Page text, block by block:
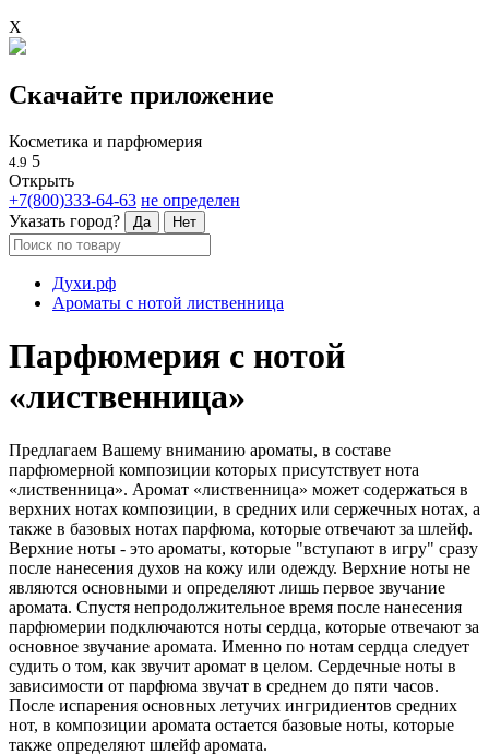
X
Скачайте приложение
Косметика и парфюмерия
4.9 5
Открыть
+7(800)333-64-63 не определен
Указать город?
Да Нет
Духи.рф
Ароматы с нотой лиственница
Парфюмерия с нотой
«лиственница»
Предлагаем Вашему вниманию ароматы, в составе
парфюмерной композиции которых присутствует нота
«лиственница». Аромат «лиственница» может содержаться в
верхних нотах композиции, в средних или сержечных нотах, а
также в базовых нотах парфюма, которые отвечают за шлейф.
Верхние ноты - это ароматы, которые "вступают в игру" сразу
после нанесения духов на кожу или одежду. Верхние ноты не
являются основными и определяют лишь первое звучание
аромата. Спустя непродолжительное время после нанесения
парфюмерии подключаются ноты сердца, которые отвечают за
основное звучание аромата. Именно по нотам сердца следует
судить о том, как звучит аромат в целом. Сердечные ноты в
зависимости от парфюма звучат в среднем до пяти часов.
После испарения основных летучих ингридиентов средних
нот, в композиции аромата остается базовые ноты, которые
также определяют шлейф аромата.